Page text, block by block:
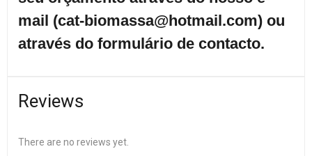
mail (cat-biomassa@hotmail.com) ou
através do formulário de contacto.
Reviews
There are no reviews yet.